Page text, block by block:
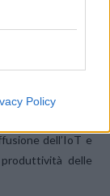
Policy
giugnosaranno
i piani Red
al mese.
dell’IoT e
delle